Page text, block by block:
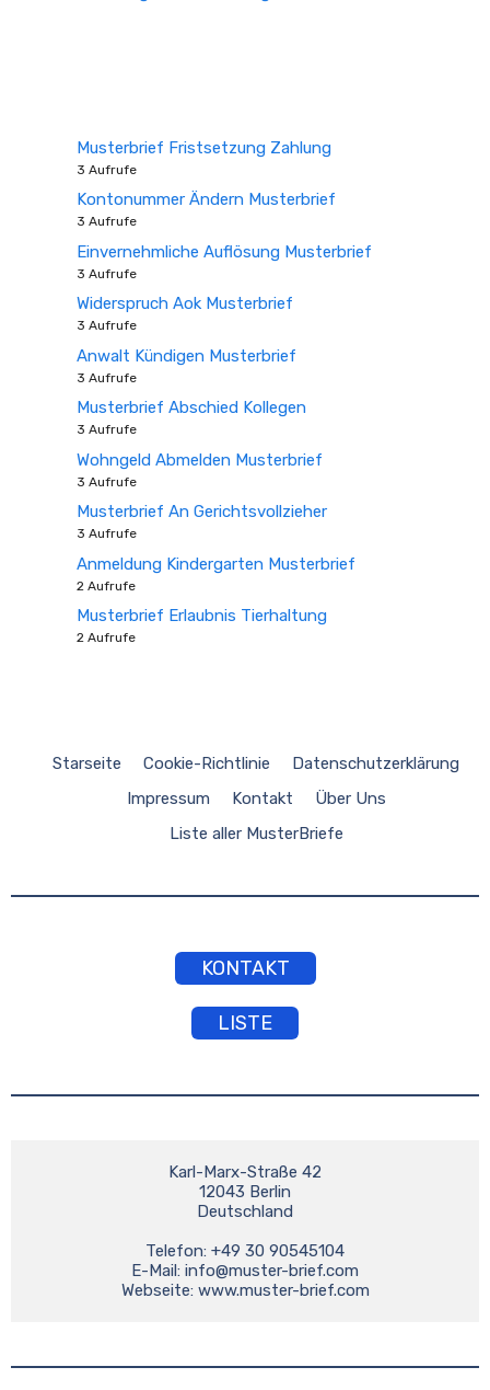
Musterbrief Fristsetzung Zahlung
3 Aufrufe
Kontonummer Ändern Musterbrief
3 Aufrufe
Einvernehmliche Auflösung Musterbrief
3 Aufrufe
Widerspruch Aok Musterbrief
3 Aufrufe
Anwalt Kündigen Musterbrief
3 Aufrufe
Musterbrief Abschied Kollegen
3 Aufrufe
Wohngeld Abmelden Musterbrief
3 Aufrufe
Musterbrief An Gerichtsvollzieher
3 Aufrufe
Anmeldung Kindergarten Musterbrief
2 Aufrufe
Musterbrief Erlaubnis Tierhaltung
2 Aufrufe
Starseite Cookie-Richtlinie
Datenschutzerklärung
Impressum
Kontakt
Über Uns
Liste aller MusterBriefe
KONTAKT
LISTE
Karl-Marx-Straße 42
12043 Berlin
Deutschland
Telefon: +49 30 90545104
E-Mail: info@muster-brief.com